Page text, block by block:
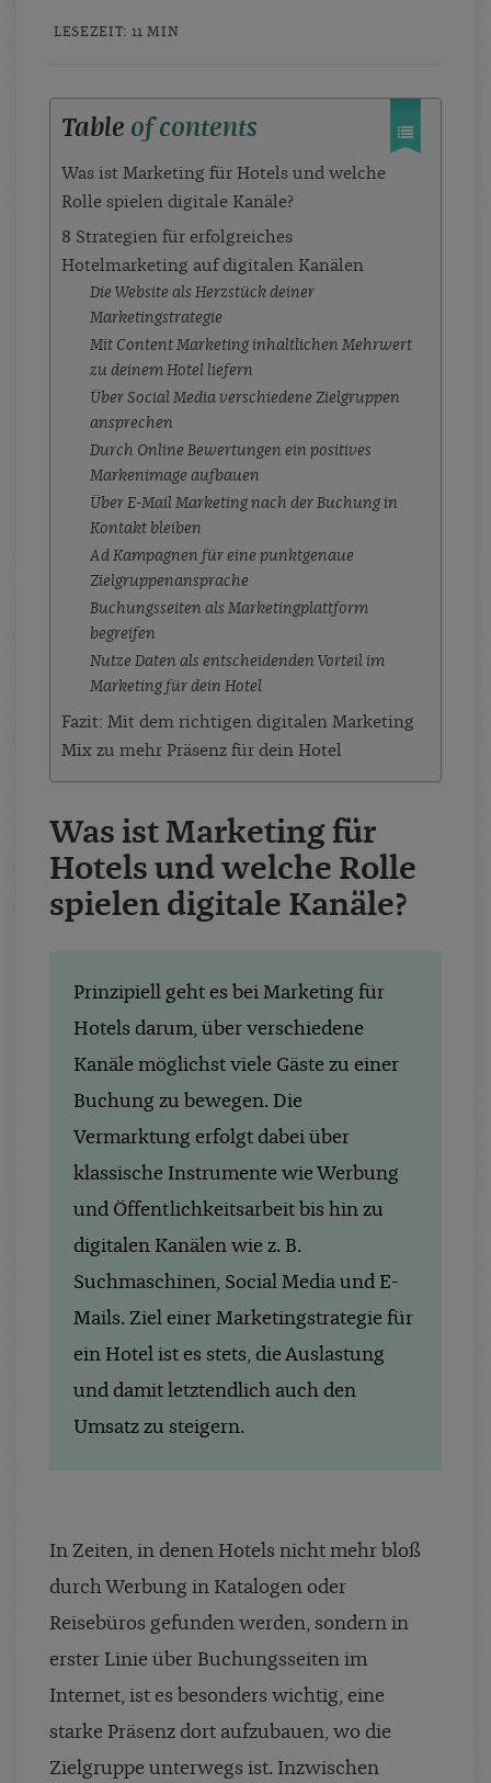
LESEZEIT: 11 MIN
Table of contents
Was ist Marketing für Hotels und welche
Rolle spielen digitale Kanäle?
8 Strategien für erfolgreiches
Hotelmarketing auf digitalen Kanälen
Die Website als Herzstück deiner
Marketingstrategie
Mit Content Marketing inhaltlichen Mehrwert
zu deinem Hotel liefern
Über Social Media verschiedene Zielgruppen
ansprechen
Durch Online Bewertungen ein positives
Markenimage aufbauen
Über E-Mail Marketing nach der Buchung in
Kontakt bleiben
Ad Kampagnen für eine punktgenaue
Zielgruppenansprache
Buchungsseiten als Marketingplattform
begreifen
Nutze Daten als entscheidenden Vorteil im
Marketing für dein Hotel
Fazit: Mit dem richtigen digitalen Marketing
Mix zu mehr Präsenz für dein Hotel
Was ist Marketing für
Hotels und welche Rolle
spielen digitale Kanäle?
Prinzipiell geht es bei Marketing für
Hotels darum, über verschiedene
Kanäle möglichst viele Gäste zu einer
Buchung zu bewegen. Die
Vermarktung erfolgt dabei über
klassische Instrumente wie Werbung
und Öffentlichkeitsarbeit bis hin zu
digitalen Kanälen wie z. B.
Suchmaschinen, Social Media und E-
Mails. Ziel einer Marketingstrategie für
ein Hotel ist es stets, die Auslastung
und damit letztendlich auch den
Umsatz zu steigern.
In Zeiten, in denen Hotels nicht mehr bloß
durch Werbung in Katalogen oder
Reisebüros gefunden werden, sondern in
erster Linie über Buchungsseiten im
Internet, ist es besonders wichtig, eine
starke Präsenz dort aufzubauen, wo die
Zielgruppe unterwegs ist. Inzwischen